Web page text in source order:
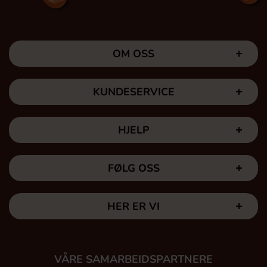
OM OSS
KUNDESERVICE
HJELP
FØLG OSS
HER ER VI
VÅRE SAMARBEIDSPARTNERE